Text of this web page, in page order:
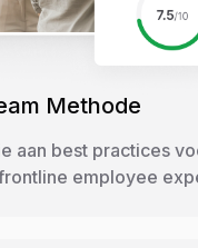
Methode
aan best practices
employee